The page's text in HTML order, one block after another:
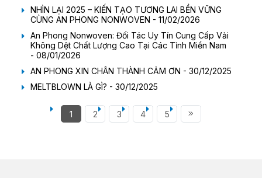
NHÌN LẠI 2025 – KIẾN TẠO TƯƠNG LAI BỀN VỮNG
CÙNG AN PHONG NONWOVEN - 11/02/2026
An Phong Nonwoven: Đối Tác Uy Tín Cung Cấp Vải
Không Dệt Chất Lượng Cao Tại Các Tỉnh Miền Nam
- 08/01/2026
AN PHONG XIN CHÂN THÀNH CẢM ƠN - 30/12/2025
MELTBLOWN LÀ GÌ? - 30/12/2025
1 2 3 4 5